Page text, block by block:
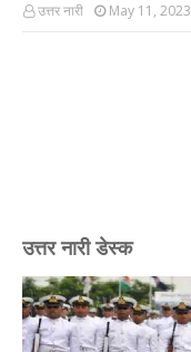
उत्तर नारी May 11, 2023
उत्तर नारी डेस्क